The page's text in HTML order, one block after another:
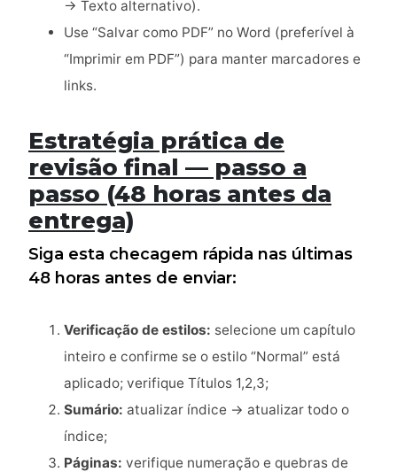
→ Texto alternativo).
Use “Salvar como PDF” no Word (preferível à
“Imprimir em PDF”) para manter marcadores e
links.
Estratégia prática de
revisão final — passo a
passo (48 horas antes da
entrega)
Siga esta checagem rápida nas últimas
48 horas antes de enviar:
Verificação de estilos: selecione um capítulo
inteiro e confirme se o estilo “Normal” está
aplicado; verifique Títulos 1,2,3;
Sumário: atualizar índice → atualizar todo o
índice;
Páginas: verifique numeração e quebras de